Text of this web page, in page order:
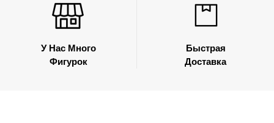
У Нас Много
Фигурок
Быстрая
Доставка